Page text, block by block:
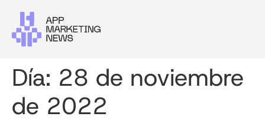
Día: 28 de noviembre
de 2022